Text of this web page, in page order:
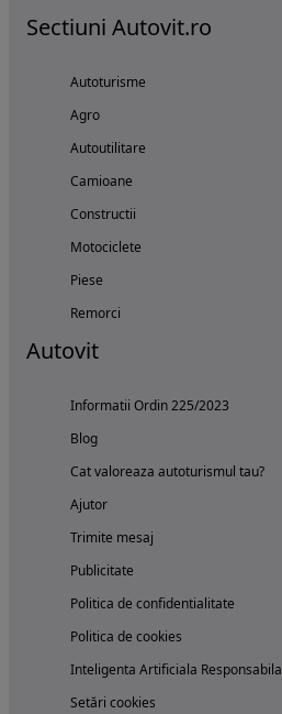
Sectiuni Autovit.ro
Autoturisme
Agro
Autoutilitare
Camioane
Constructii
Motociclete
Piese
Remorci
Autovit
Informatii Ordin 225/2023
Blog
Cat valoreaza autoturismul tau?
Ajutor
Trimite mesaj
Publicitate
Politica de confidentialitate
Politica de cookies
Inteligenta Artificiala Responsabila
Setări cookies